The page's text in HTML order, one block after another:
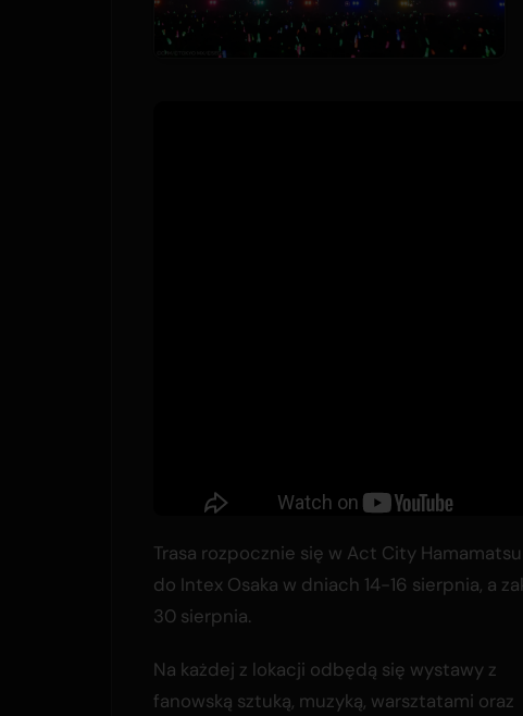
Trasa rozpocznie się w Act City
do Intex Osaka w dniach 14-16 sierpnia, a
30 sierpnia.
Na każdej z lokacji odbędą się wystawy z
fanowską sztuką, muzyką, warsztatami oraz